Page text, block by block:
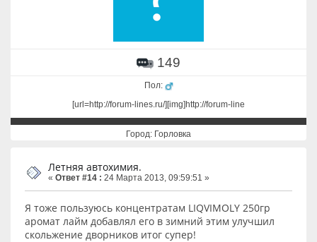
149
Пол:
[url=http://forum-lines.ru/][img]http://forum-line
Город: Горловка
Летняя автохимия.
« Ответ #14 : 24 Марта 2013, 09:59:51 »
Я тоже пользуюсь концентратам LIQVIMOLY 250гр
аромат лайм добавлял его в зимний этим улучшил
скольжение дворников итог супер!